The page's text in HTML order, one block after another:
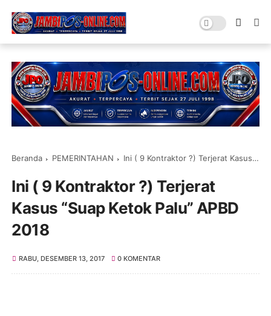
Beranda PEMERINTAHAN Ini ( 9 Kontraktor ?) Terjerat Kasus “Suap Ketok Palu” APBD 2018
Ini ( 9 Kontraktor ?) Terjerat
Kasus “Suap Ketok Palu” APBD
2018
RABU, DESEMBER 13, 2017 0 KOMENTAR